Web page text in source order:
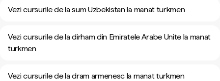
Vezi cursurile de la sum Uzbekistan la manat turkmen
Vezi cursurile de la dirham din Emiratele Arabe Unite la manat
turkmen
Vezi cursurile de la dram armenesc la manat turkmen